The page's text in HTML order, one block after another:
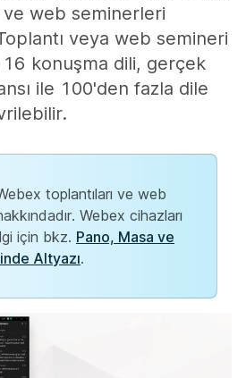
web seminerleri
veya web semineri
konuşma dili, gerçek
ile 100'den fazla dile
toplantıları ve web
Webex cihazları
için bkz. Pano, Masa ve
Altyazı.